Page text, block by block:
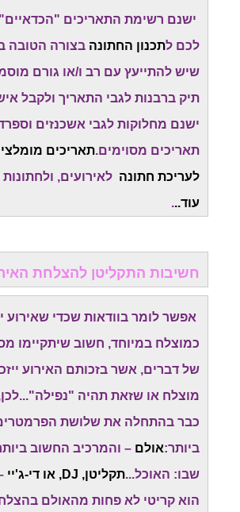
ישנם רשימת התאריכים
לכם לתכנון החתונה בצורה הטובה
שיש להתייעץ עם רב ו/או גורם
תיק ברבנות לגבי התאריך ולקבל
ישנם מחלוקות לגבי אשכנזים
תאריכים מסוימים.תאריכים
לעריכת חתונה לאירועים,
עוד...
חשיבות התקליטן להצלחת
אפשר לומר בוודאות שכדי שאירוע
כמוצלח במיוחד, חשוב שיתקיימו
של דברים, אשר בזכותם האירוע
מוצלח או שזאת תהיה
כבר בהתחלה את שלושת
ביותר:אולם – והמרכיב החשוב
שבו: האוכל...תקליטן, DJ, או די-ג'יי
הוא קריטי לא פחות מהאולם